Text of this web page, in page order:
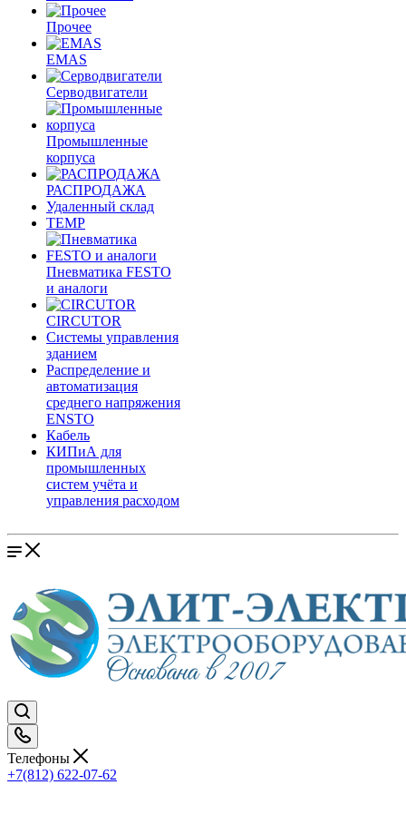
Прочее
EMAS
Cерводвигатели
Промышленные
корпуса
РАСПРОДАЖА
Удаленный склад
TEMP
Пневматика FESTO
и аналоги
CIRCUTOR
Системы управления
зданием
Распределение и
автоматизация
среднего напряжения
ENSTO
Кабель
КИПиА для
промышленных
систем учёта и
управления расходом
Телефоны
+7(812) 622-07-62